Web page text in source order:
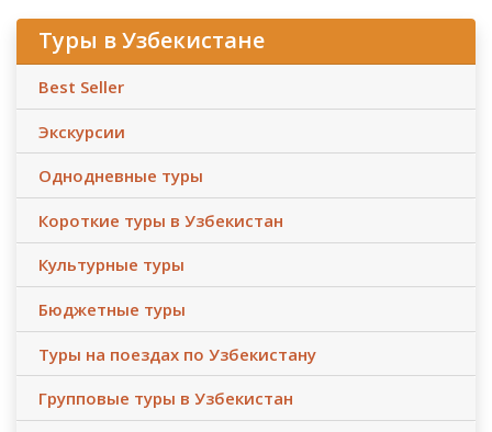
Туры в Узбекистане
Best Seller
Экскурсии
Однодневные туры
Короткие туры в Узбекистан
Культурные туры
Бюджетные туры
Туры на поездах по Узбекистану
Групповые туры в Узбекистан